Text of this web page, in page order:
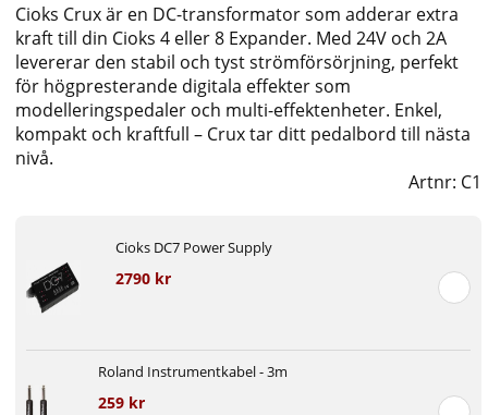
Cioks Crux är en DC-transformator som adderar extra
kraft till din Cioks 4 eller 8 Expander. Med 24V och 2A
levererar den stabil och tyst strömförsörjning, perfekt
för högpresterande digitala effekter som
modelleringspedaler och multi-effektenheter. Enkel,
kompakt och kraftfull – Crux tar ditt pedalbord till nästa
nivå.
Artnr: C1
Cioks DC7 Power Supply
2790 kr
Roland Instrumentkabel - 3m
259 kr